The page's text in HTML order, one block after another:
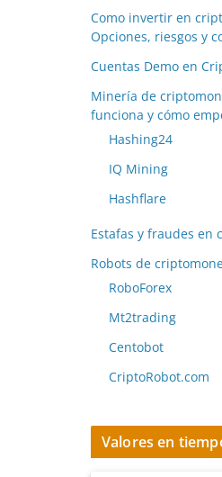
Como invertir en
Opciones, riesgos y
Cuentas Demo en
Minería de
funciona y cómo
Hashing24
IQ Mining
Hashflare
Estafas y fraudes en
Robots de
RoboForex
Mt2trading
Centobot
CriptoRobot.com
Valores en